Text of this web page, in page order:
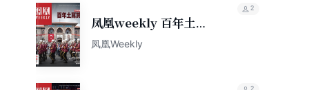
凤凰weekly 百年土耳
其（2023年第30期）
凤凰Weekly
2